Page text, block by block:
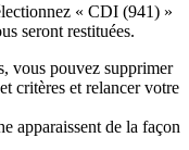
« CDI (941) »
seront restituées.
vous pouvez supprimer
critères et relancer votre
apparaissent de la façon